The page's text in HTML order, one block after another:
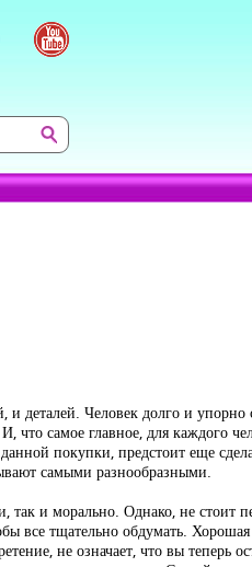
деталей. Человек долго и упорно
самое главное, для каждого
покупки, предстоит еще
самыми разнообразными.
так и морально. Однако, не стоит
все тщательно обдумать.
не означает, что вы теперь